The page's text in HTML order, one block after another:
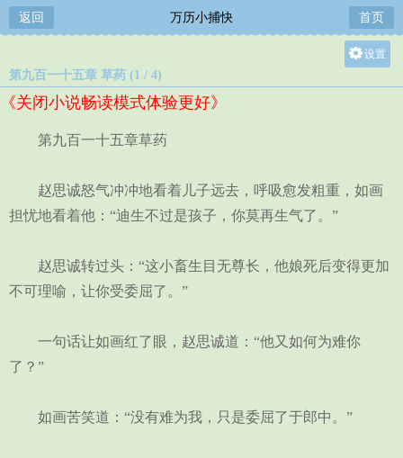
返回 万历小捕快 首页
设置
第九百一十五章 草药 (1 / 4)
《关闭小说畅读模式体验更好》
第九百一十五章草药
赵思诚怒气冲冲地看着儿子远去，呼吸愈发粗重，如画
担忧地看着他：“迪生不过是孩子，你莫再生气了。”
赵思诚转过头：“这小畜生目无尊长，他娘死后变得更加
不可理喻，让你受委屈了。”
一句话让如画红了眼，赵思诚道：“他又如何为难你
了？”
如画苦笑道：“没有难为我，只是委屈了于郎中。”